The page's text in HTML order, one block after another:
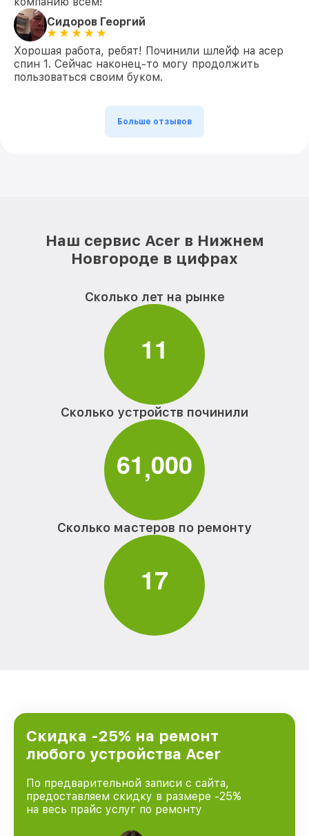
Сидоров Георгий
Хорошая работа, ребят! Починили шлейф на асер
спин 1. Сейчас наконец-то могу продолжить
пользоваться своим буком.
Больше отзывов
Наш сервис Acer в Нижнем
Новгороде в цифрах
Сколько лет на рынке
11
Сколько устройств починили
61,000
Сколько мастеров по ремонту
17
Скидка -25% на ремонт
любого устройства Acer
По предварительной записи с сайта,
предоставляем скидку в размере -25%
на весь прайс услуг по ремонту